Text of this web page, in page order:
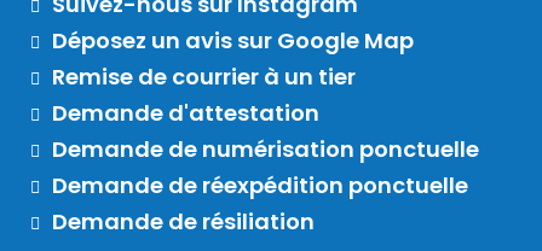
Déposez un avis sur Google Map
Remise de courrier à un tier
Demande d'attestation
Demande de numérisation ponctuelle
Demande de réexpédition ponctuelle
Demande de résiliation